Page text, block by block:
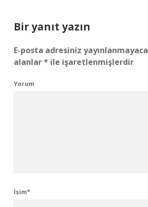
Bir yanıt yazın
E-posta adresiniz
alanlar* ile işaretlenmişlerdir
Yorum
İsim*